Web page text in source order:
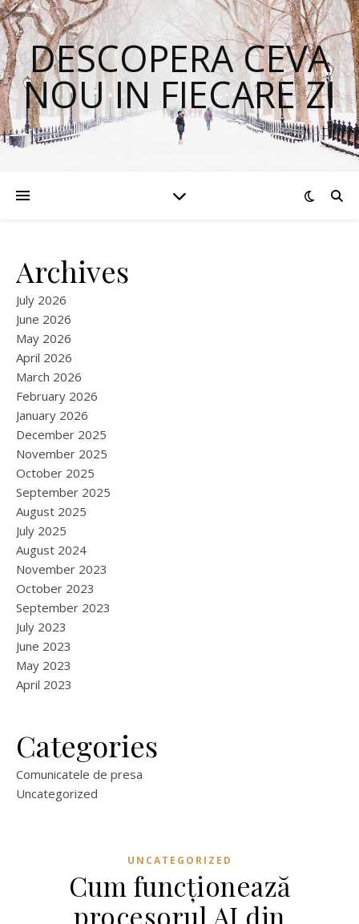
DESCOPERA CEVA
NOU IN FIECARE ZI
Archives
July 2026
June 2026
May 2026
April 2026
March 2026
February 2026
January 2026
December 2025
November 2025
October 2025
September 2025
August 2025
July 2025
August 2024
November 2023
October 2023
September 2023
July 2023
June 2023
May 2023
April 2023
Categories
Comunicatele de presa
Uncategorized
UNCATEGORIZED
Cum funcționează
procesorul AI din